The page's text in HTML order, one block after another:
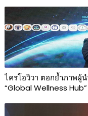
ไครโอวิวา ตอกย้ำภาพผู้
“Global Wellness